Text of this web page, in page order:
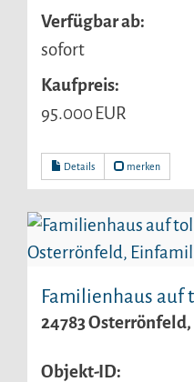
Verfügbar ab:
sofort
Kaufpreis:
95.000 EUR
Details merken
Familienhaus auf
24783
Objekt-ID: